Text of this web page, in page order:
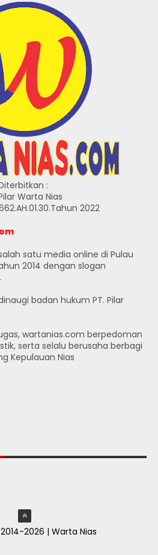
:
Warta Nias
2022
satu media online di Pulau
2014 dengan slogan
badan hukum PT. Pilar
wartanias.com berpedoman
serta selalu berusaha berbagi
Kepulauan Nias
2026 | Warta Nias